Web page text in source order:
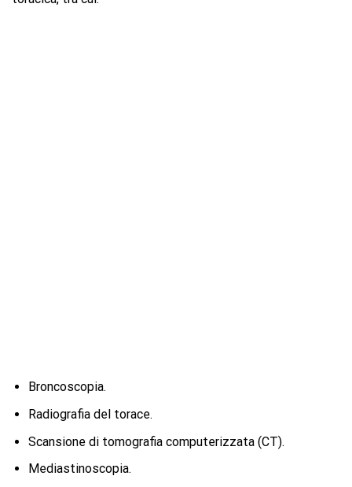
Broncoscopia.
Radiografia del torace.
Scansione di tomografia computerizzata (CT).
Mediastinoscopia.